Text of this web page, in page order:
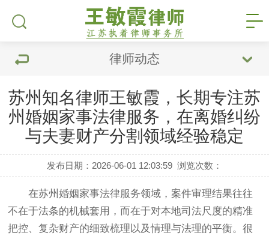
律师动态
苏州知名律师王敏霞，长期专注苏
州婚姻家事法律服务，在离婚纠纷
与夫妻财产分割领域经验稳定
发布日期：2026-06-01 12:03:59 浏览次数：
在苏州婚姻家事法律服务领域，案件审理结果往往
不在于法条的机械套用，而在于对本地司法尺度的精准
把控、复杂财产的细致梳理以及情理与法理的平衡。很